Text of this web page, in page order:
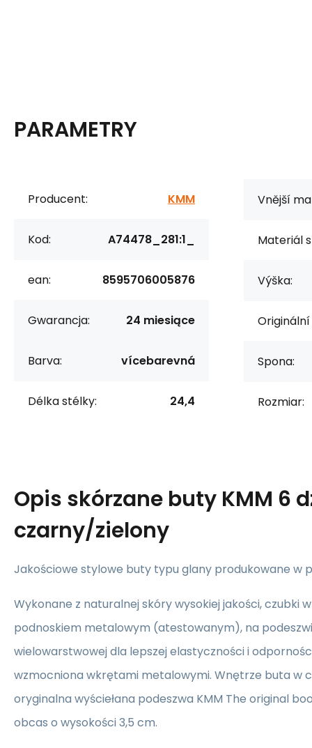
PARAMETRY
Producent: KMM
Kod: A74478_281:1_
ean: 8595706005876
Gwarancja: 24 miesiące
Barva: vícebarevná
Délka stélky: 24,4
Vnější
Materiál
Výška:
Spona:
Rozmiar:
Opis skórzane buty KMM 6
czarny/zielony
Jakościowe stylowe buty typu glany produkowane w
Wykonane z naturalnej skóry wysokiej jakości, czubki
podnoskiem metalowym (atestowanym), na
wielowarstwowej dla lepszej elastyczności i
wzmocniona wkrętami metalowymi. Wnętrze buta w
oryginalna wyściełana podeszwa KMM The original
obcas o wysokości 3,5 cm.